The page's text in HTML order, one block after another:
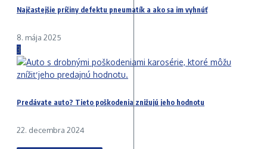
Najčastejšie príčiny defektu pneumatík a ako sa im vyhnúť
8. mája 2025
3
Predávate auto? Tieto poškodenia znižujú jeho hodnotu
22. decembra 2024